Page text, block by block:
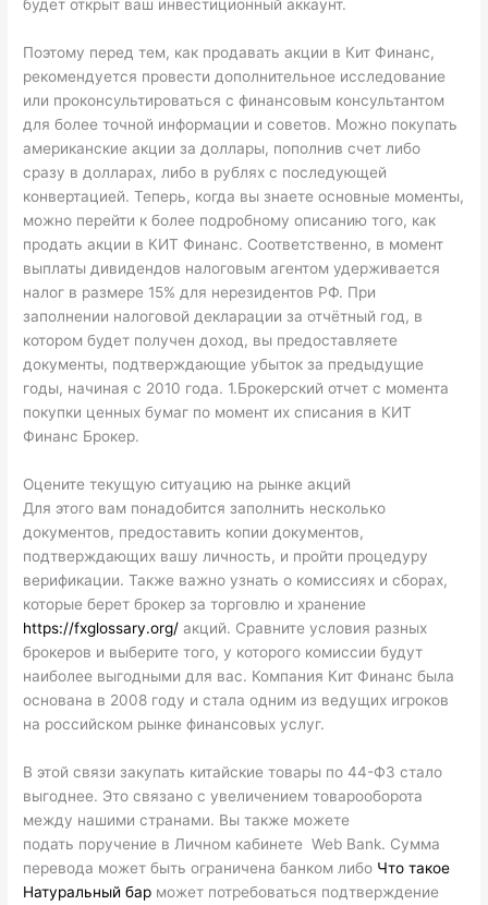
будет открыт ваш инвестиционный аккаунт.
Поэтому перед тем, как продавать акции в Кит Финанс,
рекомендуется провести дополнительное исследование
или проконсультироваться с финансовым консультантом
для более точной информации и советов. Можно покупать
американские акции за доллары, пополнив счет либо
сразу в долларах, либо в рублях с последующей
конвертацией. Теперь, когда вы знаете основные моменты,
можно перейти к более подробному описанию того, как
продать акции в КИТ Финанс. Соответственно, в момент
выплаты дивидендов налоговым агентом удерживается
налог в размере 15% для нерезидентов РФ. При
заполнении налоговой декларации за отчётный год, в
котором будет получен доход, вы предоставляете
документы, подтверждающие убыток за предыдущие
годы, начиная с 2010 года. 1.Брокерский отчет с момента
покупки ценных бумаг по момент их списания в КИТ
Финанс Брокер.
Оцените текущую ситуацию на рынке акций
Для этого вам понадобится заполнить несколько
документов, предоставить копии документов,
подтверждающих вашу личность, и пройти процедуру
верификации. Также важно узнать о комиссиях и сборах,
которые берет брокер за торговлю и хранение
https://fxglossary.org/ акций. Сравните условия разных
брокеров и выберите того, у которого комиссии будут
наиболее выгодными для вас. Компания Кит Финанс была
основана в 2008 году и стала одним из ведущих игроков
на российском рынке финансовых услуг.
В этой связи закупать китайские товары по 44-ФЗ стало
выгоднее. Это связано с увеличением товарооборота
между нашими странами. Вы также можете
подать поручение в Личном кабинете Web Bank. Сумма
перевода может быть ограничена банком либо Что такое
Натуральный бар может потребоваться подтверждение